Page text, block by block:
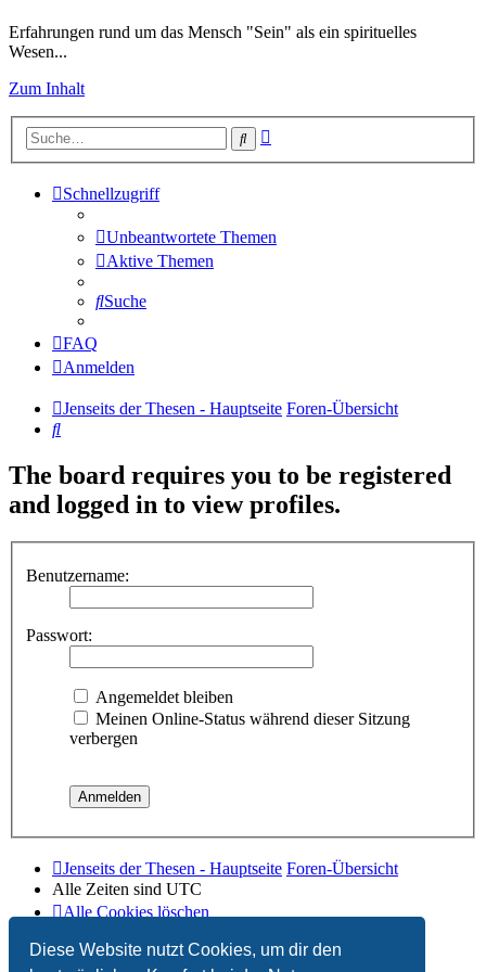
Diese Website nutzt Cookies, um dir den
Erfahrungen rund um das Mensch "Sein" als ein spirituelles
Wesen...
Zum Inhalt
Suche
Schnellzugriff
Unbeantwortete Themen
Aktive Themen
Suche
FAQ
Anmelden
Jenseits der Thesen - Hauptseite Foren-Übersicht
Suche
The board requires you to be registered
and logged in to view profiles.
Benutzername:
Passwort:
Angemeldet bleiben
Meinen Online-Status während dieser Sitzung
verbergen
Jenseits der Thesen - Hauptseite Foren-Übersicht
Alle Zeiten sind UTC
Alle Cookies löschen
Powered byphpBB ® Forum Software © phpBB Limited